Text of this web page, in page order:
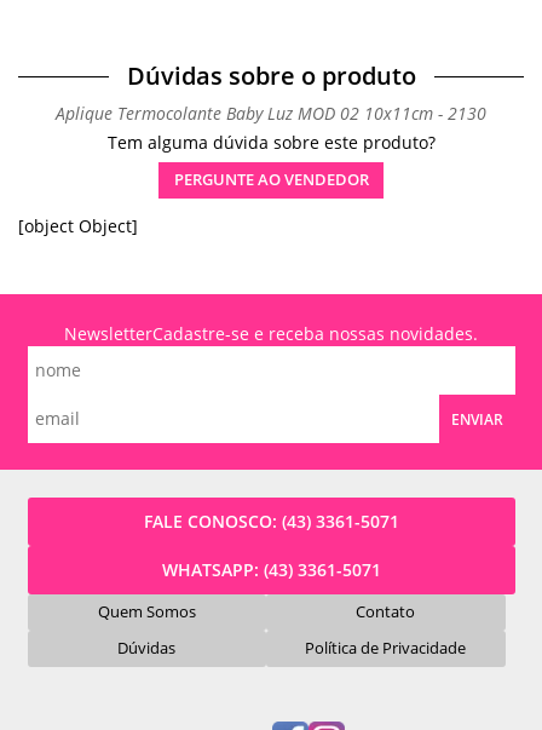
Dúvidas sobre o produto
Aplique Termocolante Baby Luz MOD 02 10x11cm - 2130
Tem alguma dúvida sobre este produto?
PERGUNTE AO VENDEDOR
[object Object]
NewsletterCadastre-se e receba nossas novidades.
ENVIAR
FALE CONOSCO: (43) 3361-5071
WHATSAPP: (43) 3361-5071
Quem Somos
Contato
Dúvidas
Política de Privacidade